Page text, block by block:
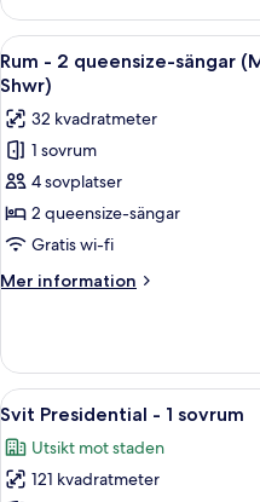
havsviken
(Balcony)
-
sovrum
-
utsikt
mot
havsviken
(Balcony)
Öppna
alla
foton
för
Rum
-
2
queensize-
sängar
(Mobility/Hearing
Roll-
in
Shwr)
5
Rum - 2 queensize-sängar
Shwr)
32 kvadratmeter
1 sovrum
4 sovplatser
2 queensize-sängar
Gratis wi-fi
Mer information
Mer
-
queensize-
(Mobility/Hearing
Access,
Roll-
Öppna
alla
foton
för
7
Svit Presidential - 1 sovrum
Utsikt mot staden
121 kvadratmeter